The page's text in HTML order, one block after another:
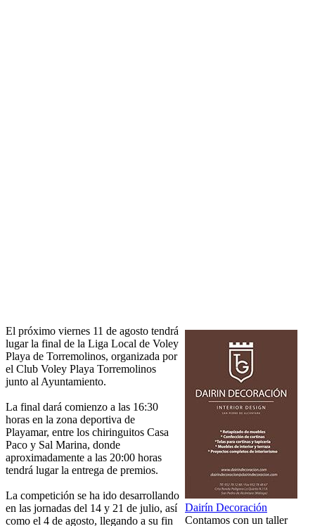
Dairín Decoración
Contamos con un taller
El próximo viernes 11 de agosto tendrá
lugar la final de la Liga Local de Voley
Playa de Torremolinos, organizada por
el Club Voley Playa Torremolinos
junto al Ayuntamiento.
La final dará comienzo a las 16:30
horas en la zona deportiva de
Playamar, entre los chiringuitos Casa
Paco y Sal Marina, donde
aproximadamente a las 20:00 horas
tendrá lugar la entrega de premios.
La competición se ha ido desarrollando
en las jornadas del 14 y 21 de julio, así
como el 4 de agosto, llegando a su fin